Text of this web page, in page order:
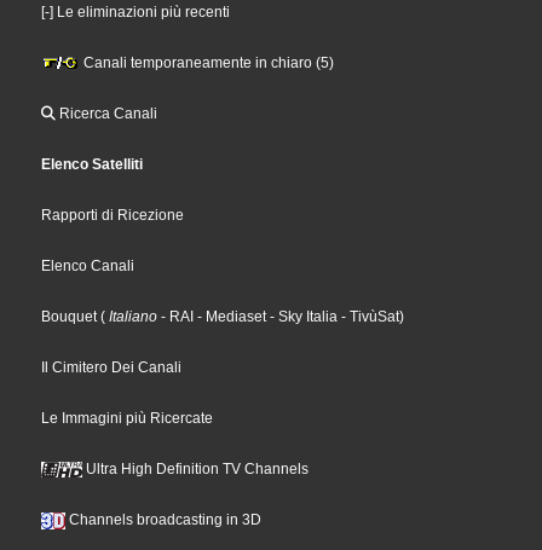
[-] Le eliminazioni più recenti
Canali temporaneamente in chiaro (5)
Ricerca Canali
Elenco Satelliti
Rapporti di Ricezione
Elenco Canali
Bouquet ( Italiano - RAI - Mediaset - Sky Italia - TivùSat)
Il Cimitero Dei Canali
Le Immagini più Ricercate
Ultra High Definition TV Channels
Channels broadcasting in 3D